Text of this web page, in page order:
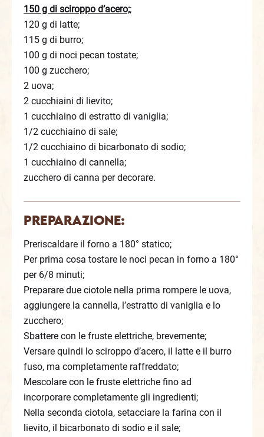
150 g di sciroppo d’acero;;
120 g di latte;
115 g di burro;
100 g di noci pecan tostate;
100 g zucchero;
2 uova;
2 cucchiaini di lievito;
1 cucchiaino di estratto di vaniglia;
1/2 cucchiaino di sale;
1/2 cucchiaino di bicarbonato di sodio;
1 cucchiaino di cannella;
zucchero di canna per decorare.
Preparazione:
Preriscaldare il forno a 180° statico;
Per prima cosa tostare le noci pecan in forno a 180°
per 6/8 minuti;
Preparare due ciotole nella prima rompere le uova,
aggiungere la cannella, l’estratto di vaniglia e lo
zucchero;
Sbattere con le fruste elettriche, brevemente;
Versare quindi lo sciroppo d’acero, il latte e il burro
fuso, ma completamente raffreddato;
Mescolare con le fruste elettriche fino ad
incorporare completamente gli ingredienti;
Nella seconda ciotola, setacciare la farina con il
lievito, il bicarbonato di sodio e il sale;